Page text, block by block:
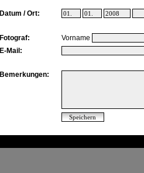
Datum / Ort:
Fotograf:
Vorname
E-Mail:
Bemerkungen: